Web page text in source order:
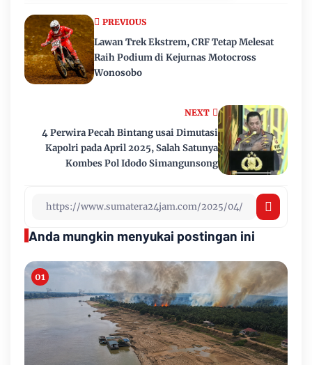
NEXT
4 Perwira Pecah Bintang usai Dimutasi
Kapolri pada April 2025, Salah Satunya
Kombes Pol Idodo Simangunsong
PREVIOUS
Lawan Trek Ekstrem, CRF Tetap Melesat
Raih Podium di Kejurnas Motocross
Wonosobo
Anda mungkin menyukai postingan ini